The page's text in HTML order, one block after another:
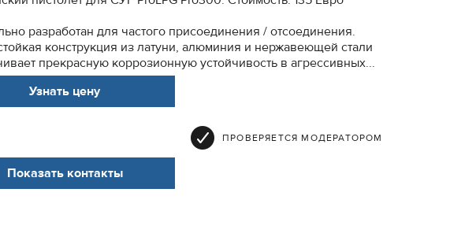
разработан для частого присоединения / отсоединения.
конструкция из латуни, алюминия и нержавеющей стали
прекрасную коррозионную устойчивость в агрессивных...
Узнать цену
ПРОВЕРЯЕТСЯ МОДЕРАТОРОМ
Показать контакты